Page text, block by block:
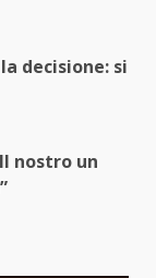
decisione: si
nostro un